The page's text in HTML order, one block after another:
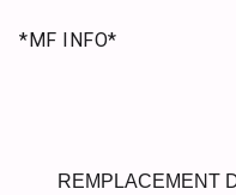
*MF INFO*
REMPLACEMENT